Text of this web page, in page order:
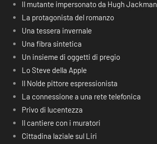
Il mutante impersonato da Hugh Jackman
La protagonista del romanzo
Una tessera invernale
Una fibra sintetica
Un insieme di oggetti di pregio
Lo Steve della Apple
Il Nolde pittore espressionista
La connessione a una rete telefonica
Privo di lucentezza
Il cantiere con i muratori
Cittadina laziale sul Liri